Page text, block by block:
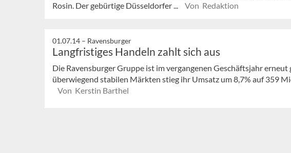
Rosin. Der gebürtige Düsseldorfer ...
Von Redaktion
01.07.14 – Ravensburger
Langfristiges Handeln zahlt sich aus
Die Ravensburger Gruppe ist im vergangenen Geschäftsjahr erneut
überwiegend stabilen Märkten stieg ihr Umsatz um 8,7% auf 359
Von Kerstin Barthel